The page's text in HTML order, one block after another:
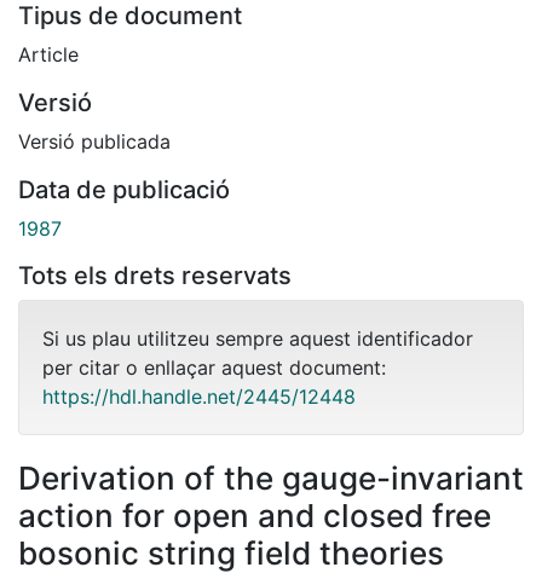
Tipus de document
Article
Versió
Versió publicada
Data de publicació
1987
Tots els drets reservats
Si us plau utilitzeu sempre aquest identificador
per citar o enllaçar aquest document:
https://hdl.handle.net/2445/12448
Derivation of the gauge-invariant
action for open and closed free
bosonic string field theories